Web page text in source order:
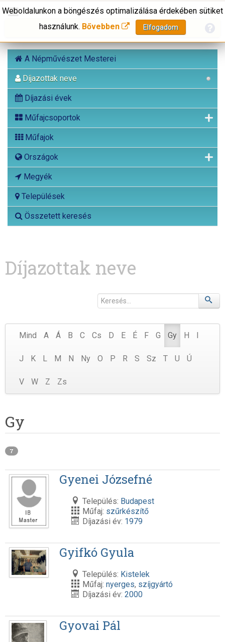
A Népművészet Mesterei
Díjazottak neve
Díjazási évek
Műfajcsoportok
Műfajok
Országok
Megyék
Települések
Összetett keresés
Weboldalunkon a böngészés optimalizálása érdekében sütiket
használunk. Bővebben Elfogadom
Díjazottak neve
Mind A Á B C Cs D E É F G Gy H
J K L M N Ny O P R S Sz T U Ú
V W Z Zs
Gy
7
Gyenei Józsefné
Település: Budapest
Műfaj: szűrkészítő
Díjazási év: 1979
Gyifkó Gyula
Település: Kistelek
Műfaj: nyerges, szíjgyártó
Díjazási év: 2000
Gyovai Pál